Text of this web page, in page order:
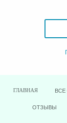
ГЛАВНАЯ ВСЕ
ОТЗЫВЫ